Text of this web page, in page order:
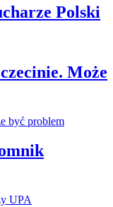
Polski
Może